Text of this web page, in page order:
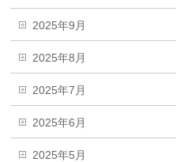
2025年9月
2025年8月
2025年7月
2025年6月
2025年5月